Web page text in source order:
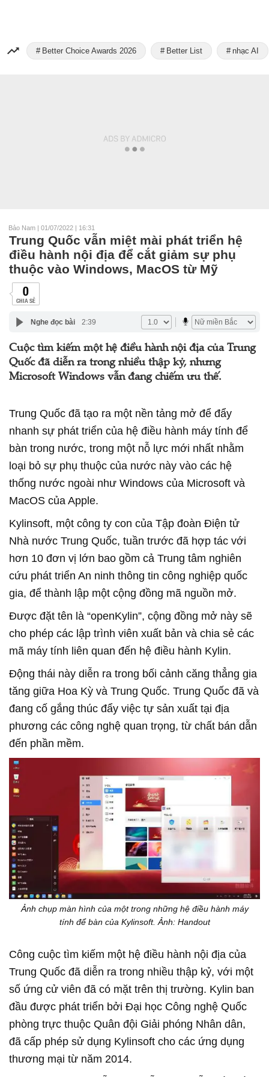
Better Choice Awards 2026 Better List nhạc AI
Bảo Nam | 01/07/2022 | 16:31
Trung Quốc vẫn miệt mài phát triển hệ
điều hành nội địa để cắt giảm sự phụ
thuộc vào Windows, MacOS từ Mỹ
0
CHIA SẺ
Nghe đọc bài 2:39
Cuộc tìm kiếm một hệ điều hành nội địa của Trung
Quốc đã diễn ra trong nhiều thập kỷ, nhưng
Microsoft Windows vẫn đang chiếm ưu thế.
Trung Quốc đã tạo ra một nền tảng mở để đẩy
nhanh sự phát triển của hệ điều hành máy tính để
bàn trong nước, trong một nỗ lực mới nhất nhằm
loại bỏ sự phụ thuộc của nước này vào các hệ
thống nước ngoài như Windows của Microsoft và
MacOS của Apple.
Kylinsoft, một công ty con của Tập đoàn Điện tử
Nhà nước Trung Quốc, tuần trước đã hợp tác với
hơn 10 đơn vị lớn bao gồm cả Trung tâm nghiên
cứu phát triển An ninh thông tin công nghiệp quốc
gia, để thành lập một cộng đồng mã nguồn mở.
Được đặt tên là “openKylin”, cộng đồng mở này sẽ
cho phép các lập trình viên xuất bản và chia sẻ các
mã máy tính liên quan đến hệ điều hành Kylin.
Động thái này diễn ra trong bối cảnh căng thẳng gia
tăng giữa Hoa Kỳ và Trung Quốc. Trung Quốc đã và
đang cố gắng thúc đẩy việc tự sản xuất tại địa
phương các công nghệ quan trọng, từ chất bán dẫn
đến phần mềm.
Ảnh chụp màn hình của một trong những hệ điều hành máy
tính để bàn của Kylinsoft. Ảnh: Handout
Công cuộc tìm kiếm một hệ điều hành nội địa của
Trung Quốc đã diễn ra trong nhiều thập kỷ, với một
số ứng cử viên đã có mặt trên thị trường. Kylin ban
đầu được phát triển bởi Đại học Công nghệ Quốc
phòng trực thuộc Quân đội Giải phóng Nhân dân,
đã cấp phép sử dụng Kylinsoft cho các ứng dụng
thương mại từ năm 2014.